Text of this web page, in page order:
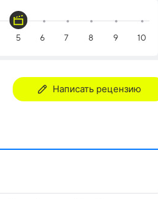
Написать рецензию